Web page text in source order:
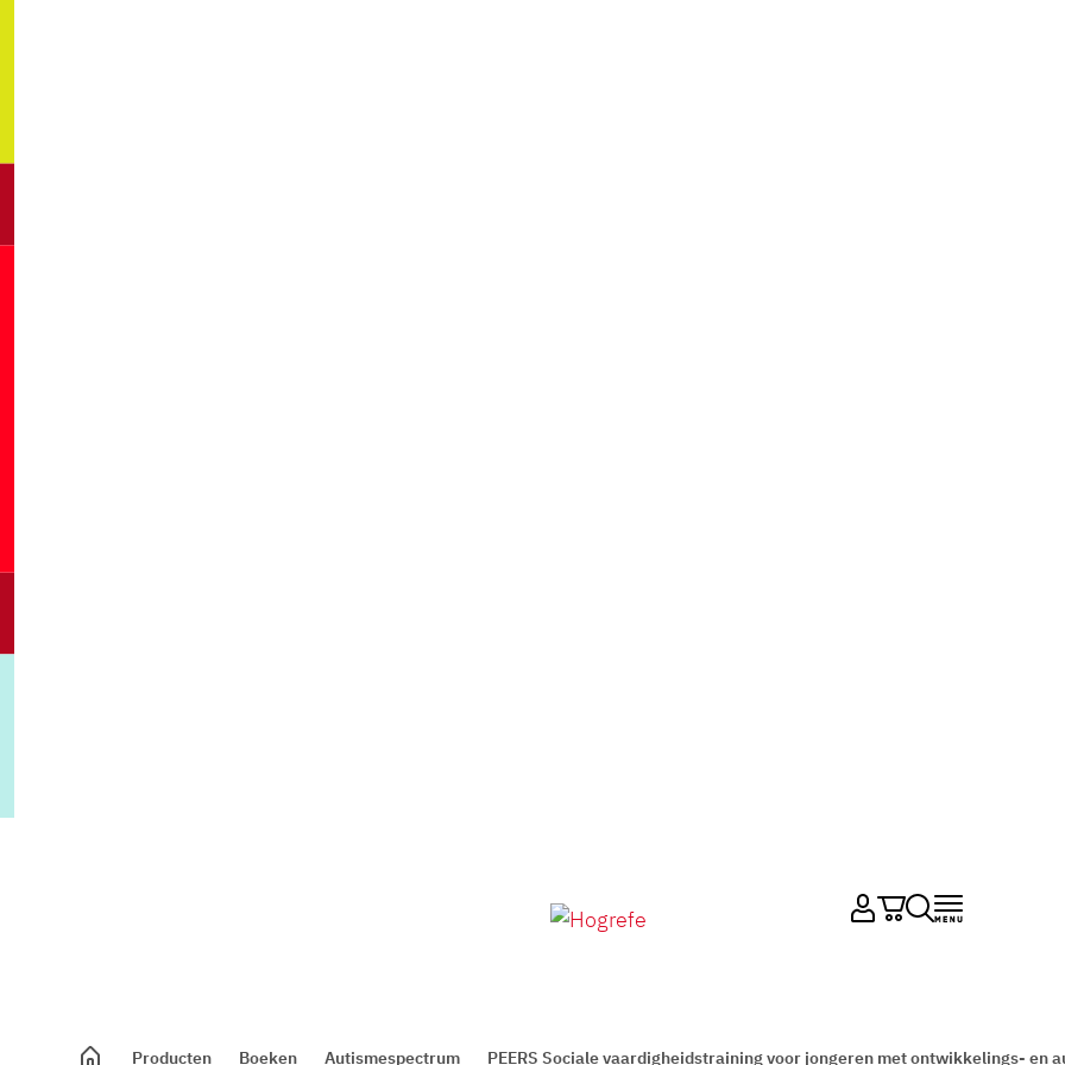
Producten Boeken Autismespectrum PEERS Sociale vaardigheidstraining voor jongeren met ontwikkelings- en